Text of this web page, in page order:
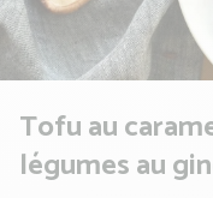
Tofu au
légumes au